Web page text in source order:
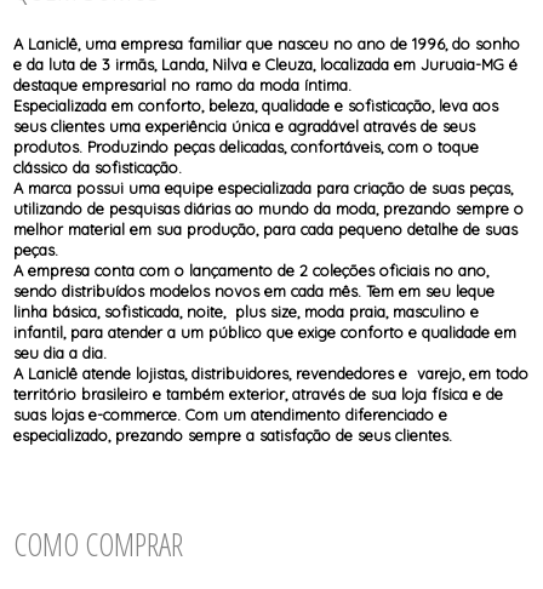
SEM COSTURA
TOP
A Laniclê, uma empresa familiar que nasceu no ano de 1996, do sonho
e da luta de 3 irmãs, Landa, Nilva e Cleuza, localizada em Juruaia-MG é
destaque empresarial no ramo da moda íntima.
Especializada em conforto, beleza, qualidade e sofisticação, leva aos
seus clientes uma experiência única e agradável através de seus
produtos. Produzindo peças delicadas, confortáveis, com o toque
clássico da sofisticação.
A marca possui uma equipe especializada para criação de suas peças,
utilizando de pesquisas diárias ao mundo da moda, prezando sempre o
melhor material em sua produção, para cada pequeno detalhe de suas
peças.
A empresa conta com o lançamento de 2 coleções oficiais no ano,
sendo distribuídos modelos novos em cada mês. Tem em seu leque
linha básica, sofisticada, noite, plus size, moda praia, masculino e
infantil, para atender a um público que exige conforto e qualidade em
seu dia a dia.
A Laniclê atende lojistas, distribuidores, revendedores e varejo, em todo
território brasileiro e também exterior, através de sua loja física e de
suas lojas e-commerce. Com um atendimento diferenciado e
especializado, prezando sempre a satisfação de seus clientes.
COMO COMPRAR